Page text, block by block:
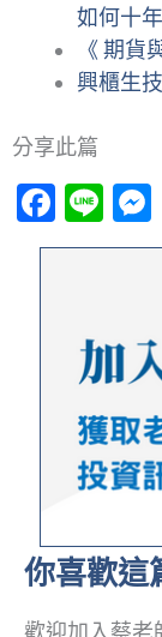
如何十
《 期貨
興櫃生
分享此篇
Line
你喜歡這